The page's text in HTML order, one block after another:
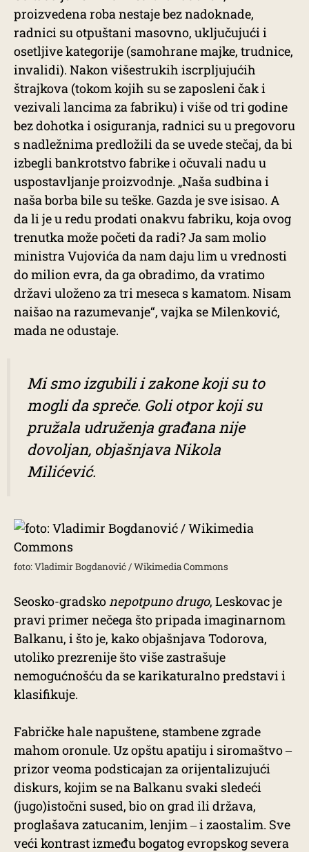
proizvedena roba nestaje bez nadoknade,
radnici su otpuštani masovno, uključujući i
osetljive kategorije (samohrane majke, trudnice,
invalidi). Nakon višestrukih iscrpljujućih
štrajkova (tokom kojih su se zaposleni čak i
vezivali lancima za fabriku) i više od tri godine
bez dohotka i osiguranja, radnici su u pregovoru
s nadležnima predložili da se uvede stečaj, da bi
izbegli bankrotstvo fabrike i očuvali nadu u
uspostavljanje proizvodnje. „Naša sudbina i
naša borba bile su teške. Gazda je sve isisao. A
da li je u redu prodati onakvu fabriku, koja ovog
trenutka može početi da radi? Ja sam molio
ministra Vujovića da nam daju lim u vrednosti
do milion evra, da ga obradimo, da vratimo
državi uloženo za tri meseca s kamatom. Nisam
naišao na razumevanje“, vajka se Milenković,
mada ne odustaje.
Mi smo izgubili i zakone koji su to
mogli da spreče. Goli otpor koji su
pružala udruženja građana nije
dovoljan, objašnjava Nikola
Milićević.
foto: Vladimir Bogdanović / Wikimedia Commons
Seosko-gradsko nepotpuno drugo, Leskovac je
pravi primer nečega što pripada imaginarnom
Balkanu, i što je, kako objašnjava Todorova,
utoliko prezrenije što više zastrašuje
nemogućnošću da se karikaturalno predstavi i
klasifikuje.
Fabričke hale napuštene, stambene zgrade
mahom oronule. Uz opštu apatiju i siromaštvo ‒
prizor veoma podsticajan za orijentalizujući
diskurs, kojim se na Balkanu svaki sledeći
(jugo)istočni sused, bio on grad ili država,
proglašava zatucanim, lenjim ‒ i zaostalim. Sve
veći kontrast između bogatog evropskog severa